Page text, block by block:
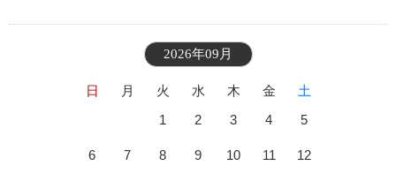
2026年09月
日 月 火 水 木 金
土
1
2 3 4 5
6 7 8 9 10 11 12